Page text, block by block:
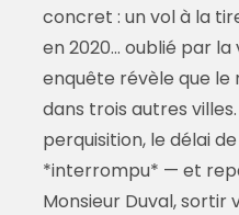
concret : un vol à la
en 2020… oublié par la
enquête révèle que le
dans trois autres
perquisition, le délai
*interrompu* — et
Monsieur Duval,